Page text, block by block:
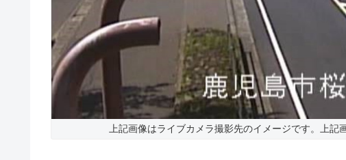
上記画像はライブカメラ撮影先のイメージです。上記